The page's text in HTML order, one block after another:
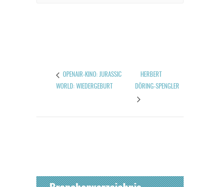
OPENAIR-KINO: JURASSIC
WORLD: WIEDERGEBURT
HERBERT
DÖRING-SPENGLER